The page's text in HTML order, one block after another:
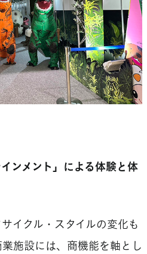
ンメント」による体験と体
イクル・スタイルの変化も
施設には、商機能を軸とし